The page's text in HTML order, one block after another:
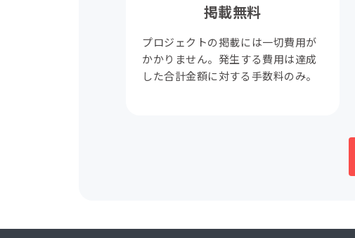
掲載無料
プロジェクトの掲載には一切費用が
かかりません。発生する費用は達成
した合計金額に対する手数料のみ。